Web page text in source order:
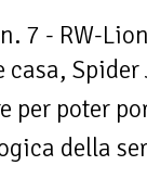
n. 7 - RW-
casa,
per poter
della